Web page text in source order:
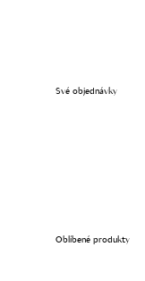
Své objednávky
Oblíbené produkty